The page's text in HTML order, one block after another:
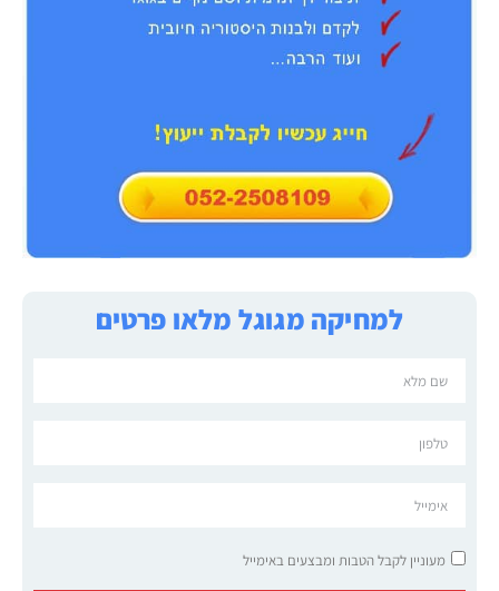
למחיקה מגוגל מלאו פרטים
מעוניין לקבל הטבות ומבצעים באימייל